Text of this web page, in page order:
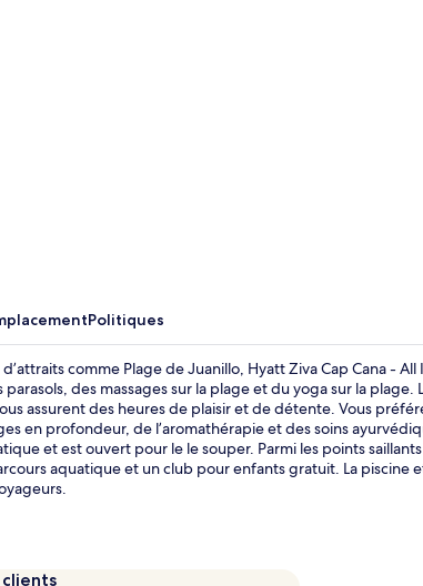
Politiques
comme Plage de Juanillo, Hyatt Ziva Cap Cana -
des massages sur la plage et du yoga sur la plage.
assurent des heures de plaisir et de détente. Vous
en profondeur, de l’aromathérapie et des soins
et est ouvert pour le le souper. Parmi les points
aquatique et un club pour enfants gratuit. La piscine